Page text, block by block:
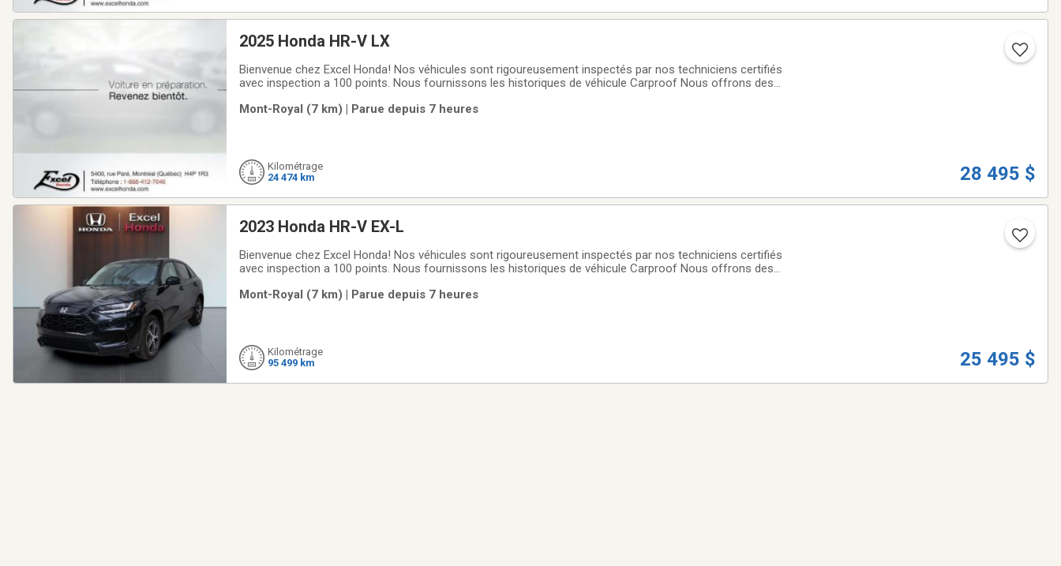
2025 Honda HR-V LX
Bienvenue chez Excel Honda! Nos véhicules sont rigoureusement inspectés par nos techniciens certifiés
avec inspection a 100 points. Nous fournissons les historiques de véhicule Carproof Nous offrons des
avantageux et compétitifs Nous sommes
Mont-Royal (7 km) | Parue depuis 7 heures
Kilométrage
24 474 km
28 495 $
2023 Honda HR-V EX-L
Bienvenue chez Excel Honda! Nos véhicules sont rigoureusement inspectés par nos techniciens certifiés
avec inspection a 100 points. Nous fournissons les historiques de véhicule Carproof Nous offrons des
avantageux et compétitifs Nous sommes
Mont-Royal (7 km) | Parue depuis 7 heures
Kilométrage
95 499 km
25 495 $